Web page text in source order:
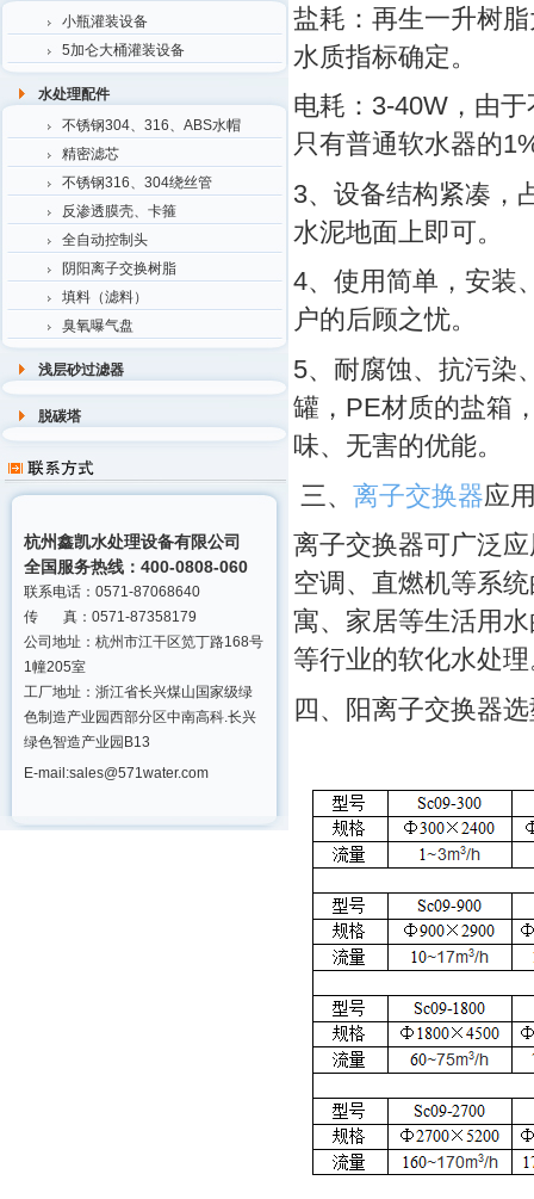
小瓶灌装设备
5加仑大桶灌装设备
水处理配件
不锈钢304、316、ABS水帽
精密滤芯
不锈钢316、304绕丝管
反渗透膜壳、卡箍
全自动控制头
阴阳离子交换树脂
填料（滤料）
臭氧曝气盘
浅层砂过滤器
脱碳塔
杭州鑫凯水处理设备有限公司
全国服务热线：400-0808-060
联系电话：0571-87068640
传 真：0571-87358179
公司地址：杭州市江干区笕丁路168号
1幢205室
工厂地址：浙江省长兴煤山国家级绿
色制造产业园西部分区中南高科.长兴
绿色智造产业园B13
E-mail:sales@571water.com
盐耗：再生一升树
水质指标确定。
电耗：3-40W，由
只有普通软水器的
3、设备结构紧凑，
水泥地面上即可。
4、使用简单，安装
户的后顾之忧。
5、耐腐蚀、抗污染
罐，PE材质的盐箱
味、无害的优能。
三、 离子交换器应
离子交换器可广泛
空调、直燃机等系
寓、家居等生活用
等行业的软化水处
四、阳离子交换器